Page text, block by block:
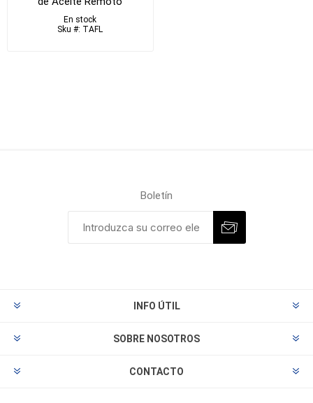
En stock
Sku #: TAFL
Boletín
INFO ÚTIL
SOBRE NOSOTROS
CONTACTO